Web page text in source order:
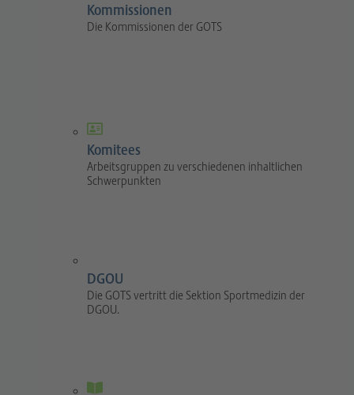
Kommissionen
Die Kommissionen der GOTS
Komitees
Arbeitsgruppen zu verschiedenen inhaltlichen
Schwerpunkten
DGOU
Die GOTS vertritt die Sektion Sportmedizin der
DGOU.